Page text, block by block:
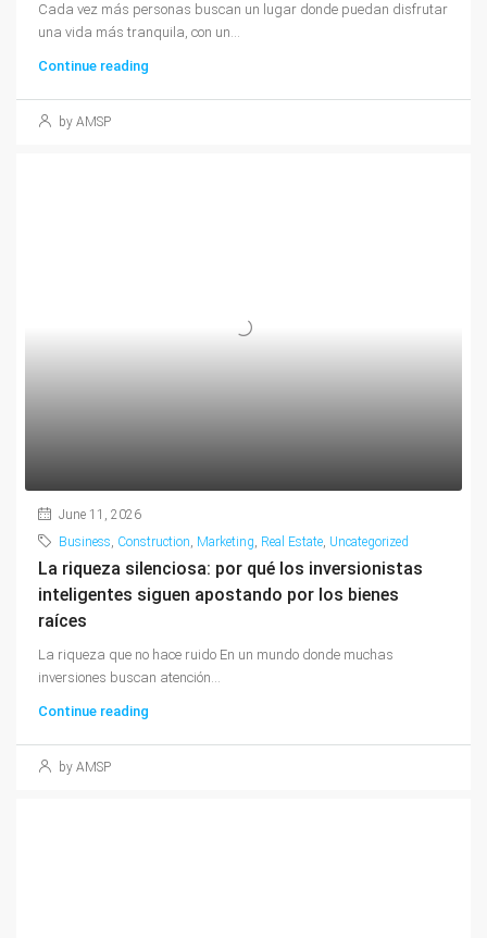
Cada vez más personas buscan un lugar donde puedan disfrutar
una vida más tranquila, con un...
Continue reading
by AMSP
June 11, 2026
Business, Construction, Marketing, Real Estate, Uncategorized
La riqueza silenciosa: por qué los inversionistas
inteligentes siguen apostando por los bienes
raíces
La riqueza que no hace ruido En un mundo donde muchas
inversiones buscan atención...
Continue reading
by AMSP